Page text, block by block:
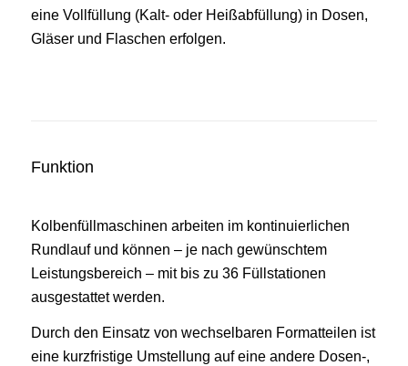
eine Vollfüllung (Kalt- oder Heißabfüllung) in Dosen,
Gläser und Flaschen erfolgen.
Funktion
Kolbenfüllmaschinen arbeiten im kontinuierlichen
Rundlauf und können – je nach gewünschtem
Leistungsbereich – mit bis zu 36 Füllstationen
ausgestattet werden.
Durch den Einsatz von wechselbaren Formatteilen ist
eine kurzfristige Umstellung auf eine andere Dosen-,